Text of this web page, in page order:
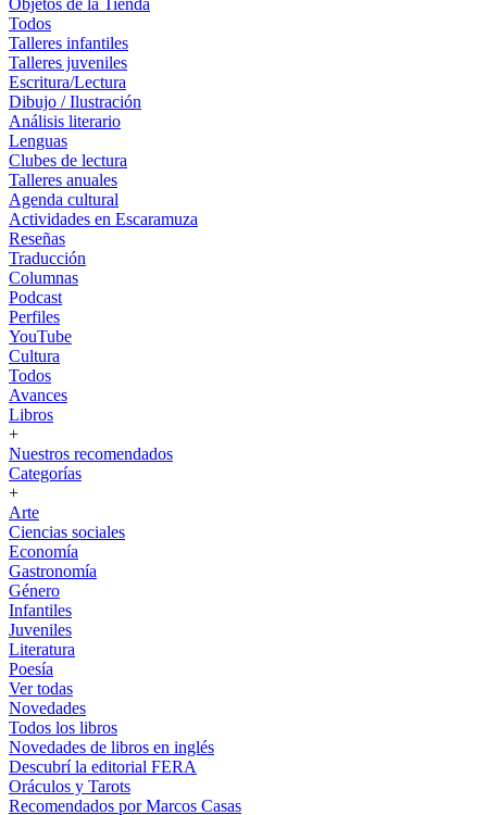
Objetos de la Tienda
Todos
Talleres infantiles
Talleres juveniles
Escritura/Lectura
Dibujo / Ilustración
Análisis literario
Lenguas
Clubes de lectura
Talleres anuales
Agenda cultural
Actividades en Escaramuza
Reseñas
Traducción
Columnas
Podcast
Perfiles
YouTube
Cultura
Todos
Avances
Libros
+
Nuestros recomendados
Categorías
+
Arte
Ciencias sociales
Economía
Gastronomía
Género
Infantiles
Juveniles
Literatura
Poesía
Ver todas
Novedades
Todos los libros
Novedades de libros en inglés
Descubrí la editorial FERA
Oráculos y Tarots
Recomendados por Marcos Casas